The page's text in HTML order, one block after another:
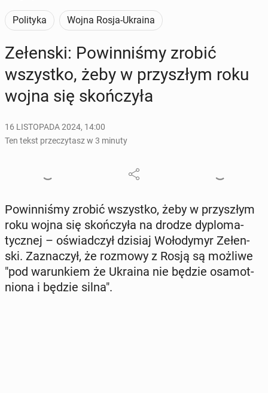
Polityka Wojna Rosja-Ukraina
Ze­łen­ski: Po­win­ni­śmy zrobić
wszyst­ko, żeby w przy­szłym roku
wojna się skoń­czy­ła
16 LISTOPADA 2024, 14:00
Ten tekst przeczytasz w 3 minuty
Po­win­ni­śmy zrobić wszyst­ko, żeby w przy­szłym
roku wojna się skoń­czy­ła na drodze dy­plo­ma­
tycz­nej – oświad­czył dzisiaj Wo­ło­dy­myr Ze­łen­
ski. Za­zna­czył, że rozmowy z Rosją są możliwe
"pod wa­run­kiem że Ukraina nie będzie osa­mot­
nio­na i będzie silna".